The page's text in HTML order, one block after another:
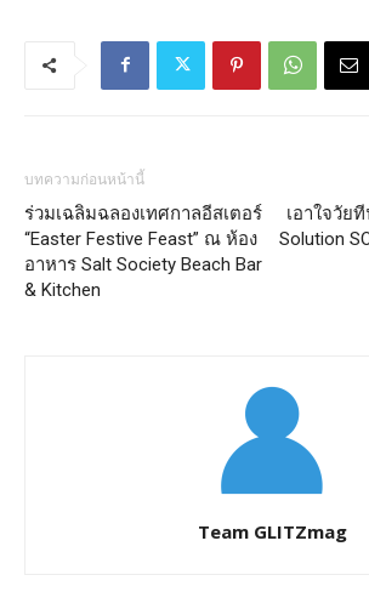
บทความก่อนหน้านี้
ร่วมเฉลิมฉลองเทศกาลอีสเตอร์
“Easter Festive Feast” ณ ห้อง
อาหาร Salt Society Beach Bar
& Kitchen
เอาใจวัย
Solution
Team GLITZmag